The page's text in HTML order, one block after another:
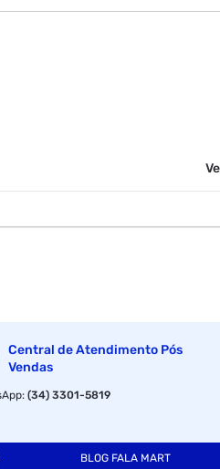
Central de Atendimento Pós
Vendas
:(34) 3301-5819
BLOG FALA MART